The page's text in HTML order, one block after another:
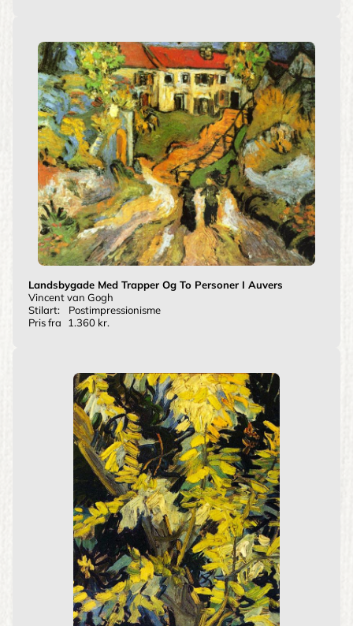
Landsbygade Med Trapper Og To Personer I Auvers
Vincent van Gogh
Stilart:
Postimpressionisme
Pris fra
1.360 kr.